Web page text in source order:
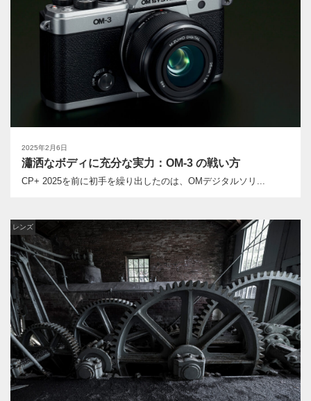
2025年2月6日
瀟洒なボディに充分な実力：OM-3 の戦い方
CP+ 2025を前に初手を繰り出したのは、OMデジタルソリ...
レンズ